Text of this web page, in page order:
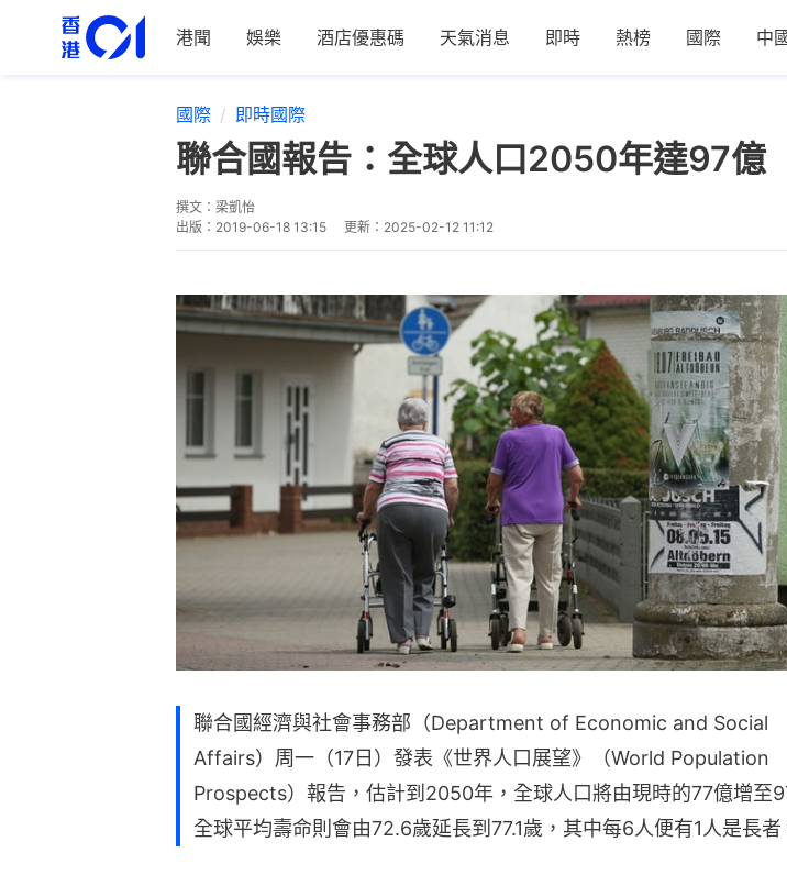
港聞 娛樂 酒店優惠碼 天氣消息 即時 熱榜 國際 中
國際 即時國際
聯合國報告：全球人口2050年達97
撰文： 梁凱怡
出版： 2019-06-18 13:15 更新： 2025-02-12 11:12
聯合國經濟與社會事務部（Department of Economic and Social
Affairs）周一（17日）發表《世界人口展望》（World Population
Prospects）報告，估計到2050年，全球人口將由現時的77億增至
全球平均壽命則會由72.6歲延長到77.1歲，其中每6人便有1人是長者